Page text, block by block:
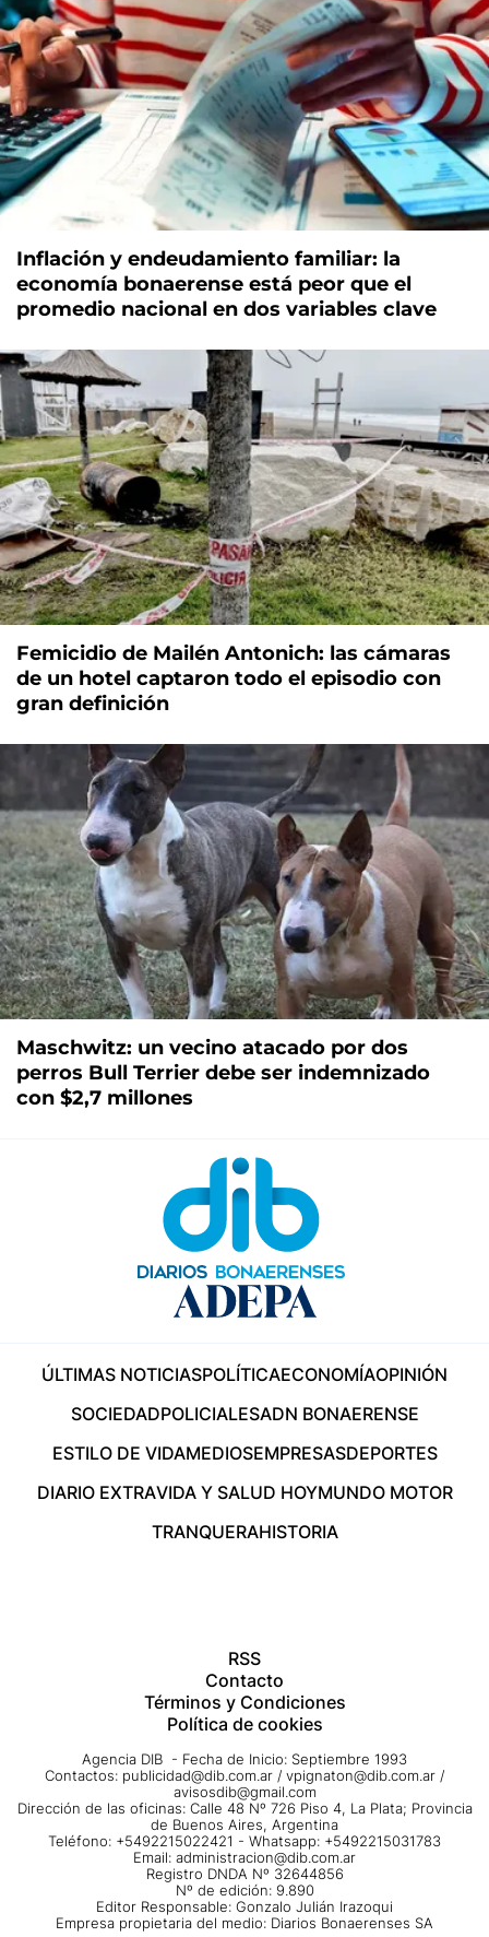
Inflación y endeudamiento familiar: la
economía bonaerense está peor que el
promedio nacional en dos variables clave
Femicidio de Mailén Antonich: las cámaras
de un hotel captaron todo el episodio con
gran definición
Maschwitz: un vecino atacado por dos
perros Bull Terrier debe ser indemnizado
con $2,7 millones
ÚLTIMAS NOTICIASPOLÍTICAECONOMÍAOPINIÓN
SOCIEDADPOLICIALESADN BONAERENSE
ESTILO DE VIDAMEDIOSEMPRESASDEPORTES
DIARIO EXTRAVIDA Y SALUD HOYMUNDO MOTOR
TRANQUERAHISTORIA
RSS
Contacto
Términos y Condiciones
Política de cookies
Agencia DIB - Fecha de Inicio: Septiembre 1993
Contactos: publicidad@dib.com.ar / vpignaton@dib.com.ar /
avisosdib@gmail.com
Dirección de las oficinas: Calle 48 Nº 726 Piso 4, La Plata; Provincia
de Buenos Aires, Argentina
Teléfono: +5492215022421 - Whatsapp: +5492215031783
Email: administracion@dib.com.ar
Registro DNDA Nº 32644856
Nº de edición: 9.890
Editor Responsable: Gonzalo Julián Irazoqui
Empresa propietaria del medio: Diarios Bonaerenses SA